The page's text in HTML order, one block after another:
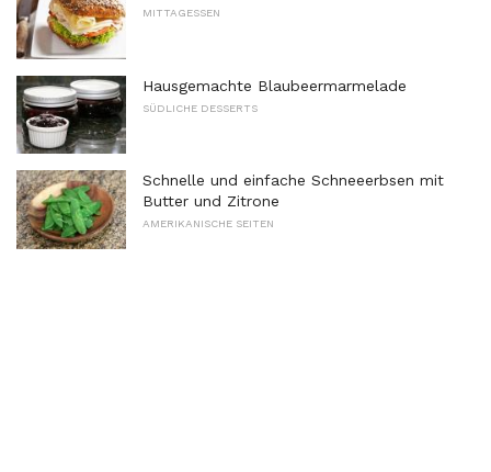
MITTAGESSEN
Hausgemachte Blaubeermarmelade
SÜDLICHE DESSERTS
Schnelle und einfache Schneeerbsen mit
Butter und Zitrone
AMERIKANISCHE SEITEN